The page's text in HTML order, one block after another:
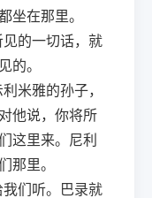
坐在那里。
的一切话，就
的。
米雅的孙子，
他说，你将所
这里来。尼利
那里。
们听。巴录就